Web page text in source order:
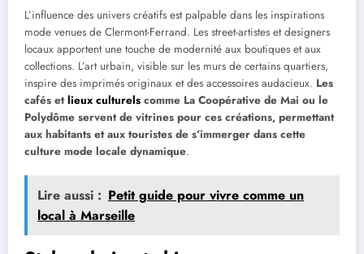
L’influence des univers créatifs est palpable dans les inspirations
mode venues de Clermont-Ferrand. Les street-artistes et designers
locaux apportent une touche de modernité aux boutiques et aux
collections. L’art urbain, visible sur les murs de certains quartiers,
inspire des imprimés originaux et des accessoires audacieux. Les
cafés etlieux culturels comme La Coopérative de Mai ou le
Polydôme servent de vitrines pour ces créations, permettant
aux habitants et aux touristes de s’immerger dans cette
culture mode locale dynamique.
Lire aussi : Petit guide pour vivre comme un
local à Marseille